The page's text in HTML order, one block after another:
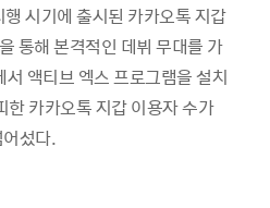
시기에 출시된 카카오톡 지갑
통해 본격적인 데뷔 무대를 가
액티브 엑스 프로그램을 설치
한 카카오톡 지갑 이용자 수가
섰다.